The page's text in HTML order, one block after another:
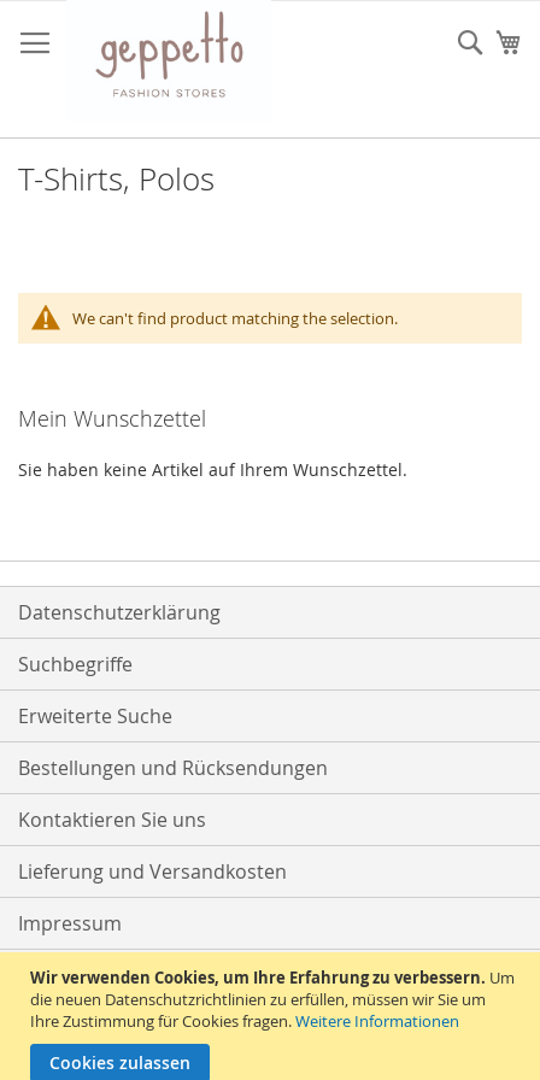
Wir verwenden Cookies, um Ihre Erfahrung zu verbessern. Um
die neuen Datenschutzrichtlinien zu erfüllen, müssen wir Sie um
Ihre Zustimmung für Cookies fragen.Weitere Informationen
Cookies zulassen
zum
Inhalt
T-Shirts, Polos
We can't find product matching the selection.
Mein Wunschzettel
Sie haben keine Artikel auf Ihrem Wunschzettel.
Datenschutzerklärung
Suchbegriffe
Erweiterte Suche
Bestellungen und Rücksendungen
Kontaktieren Sie uns
Lieferung und Versandkosten
Impressum
AGB
Widerruf
Copyright © 2020, Geppetto for fashion-kids 0-16